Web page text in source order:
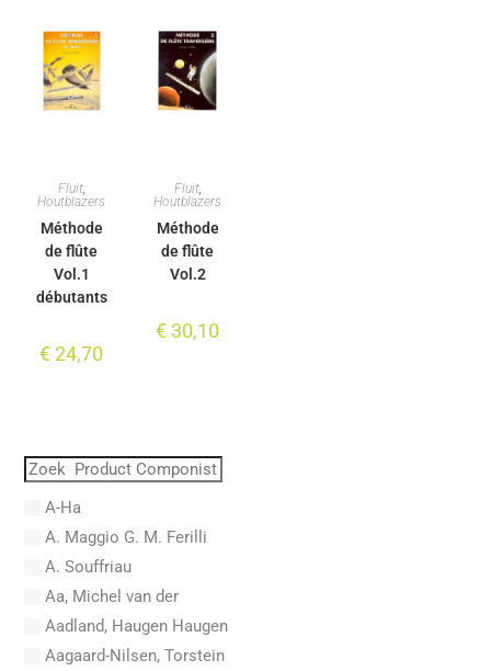
Fluit,
Houtblazers
Méthode
de flûte
Vol.1
débutants
€24,70
Fluit,
Houtblazers
Méthode
de flûte
Vol.2
€30,10
A-Ha
A. Maggio G. M. Ferilli
A. Souffriau
Aa, Michel van der
Aadland, Haugen Haugen
Aagaard-Nilsen, Torstein